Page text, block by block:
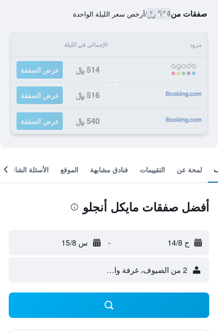
صفقات من514 ﷼ /أرخص سعر الليلة الواحدة
مزود الإجمالي في الليلة
514 ﷼ عرض الصفقة
516 ﷼ عرض الصفقة
540 ﷼ عرض الصفقة
لمحة عن التقييمات فنادق مشابهة الموقع الأسئلة الشائعة
أفضل صفقات مايكل أنجلو
ج 14/8 - س 15/8
2 من الضيوف، غرفة واحدة